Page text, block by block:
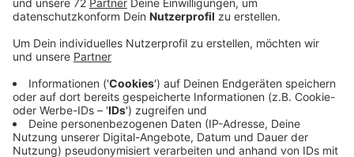
eine Kundgebung. Anschließend geht es gemeinsam
rund 300 Teilnehmern. Sie hoffen, dass viele
Menschen in gelb und blau kommen, das sind die
Stadtfarben von Dülmen und die Landesfarben der
Ukraine. In Nordkirchen gibt es heute Abend eine